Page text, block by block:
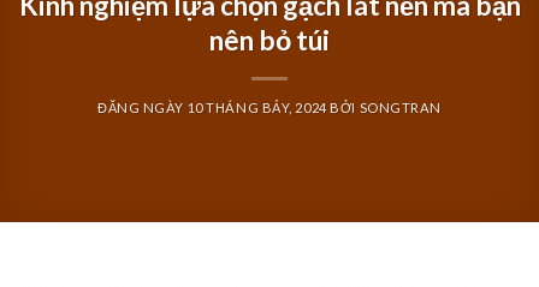
nên bỏ túi
ĐĂNG NGÀY 10 THÁNG BẢY, 2024BỞI SONGTRAN